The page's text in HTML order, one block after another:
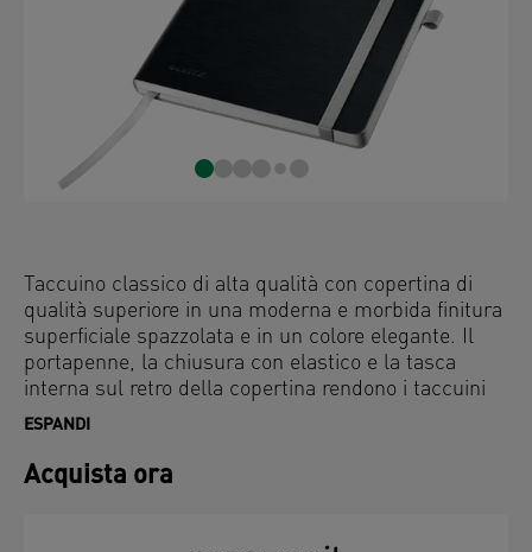
Taccuino classico di alta qualità con copertina di
qualità superiore in una moderna e morbida finitura
superficiale spazzolata e in un colore elegante. Il
portapenne, la chiusura con elastico e la tasca
interna sul retro della copertina rendono i taccuini
più funzionali.
ESPANDI
Acquista ora